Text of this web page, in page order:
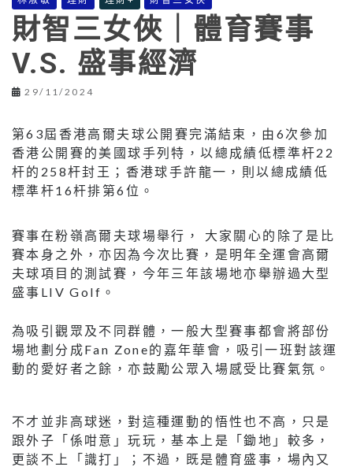
財智三女俠｜體育賽事
V.S. 盛事經濟
29/11/2024
第63屆香港高爾夫球公開賽完滿結束，由6次參加
香港公開賽的美國球手列特，以總成績低標準杆22
杆的258杆封王；香港球手許龍一，則以總成績低
標準杆16杆排第6位。
賽事在粉嶺高爾夫球場舉行， 大家關心的除了是比
賽本身之外，亦因為今次比賽，是明年全運會高爾
夫球項目的測試賽，今年三年該場地亦舉辦過大型
盛事LIV Golf。
為吸引觀眾及不同群體，一般大型賽事都會將部份
場地劃分成Fan Zone的嘉年華會，吸引一班對該運
動的愛好者之餘，亦鼓勵公眾入場感受比賽氣氛。
不才並非高球迷，對這種運動的悟性也不高，只是
跟外子「係咁意」玩玩，基本上是「鋤地」較多，
更談不上「識打」；不過，既是體育盛事，場內又